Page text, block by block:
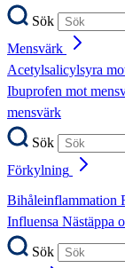
Sök
Mensvärk
Acetylsalicylsyra
Ibuprofen mot
mensvärk
Sök
Förkylning
Bihåleinflammation
Influensa Nästäppa
Sök